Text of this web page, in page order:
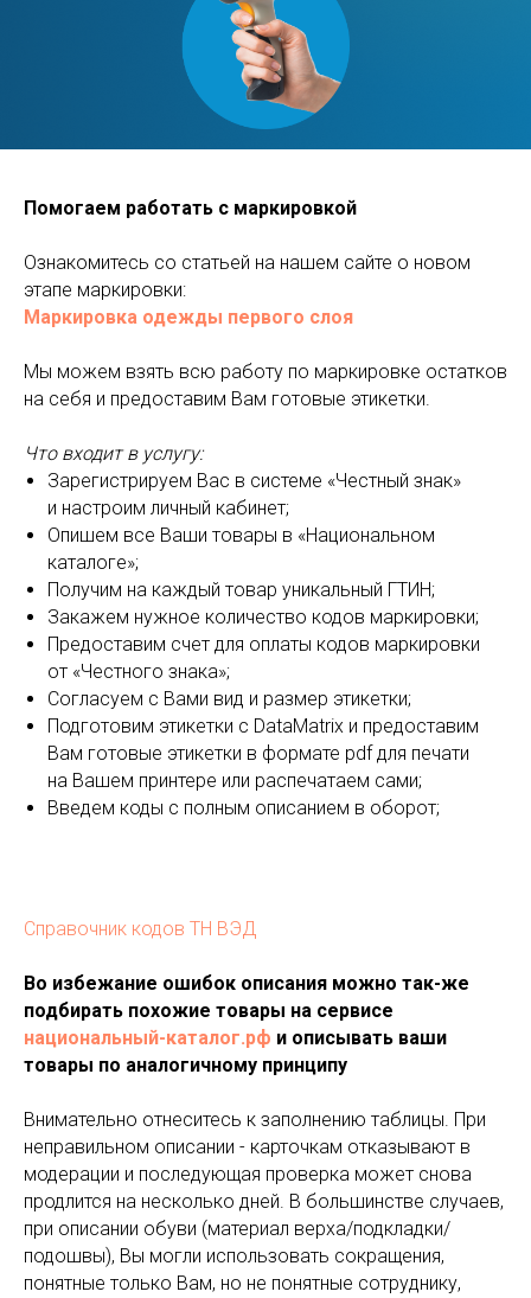
Помогаем работать с маркировкой
Ознакомитесь со статьей на нашем сайте о новом
этапе маркировки:
Маркировка одежды первого слоя
Мы можем взять всю работу по маркировке остатков
на себя и предоставим Вам готовые этикетки.
Что входит в услугу:
Зарегистрируем Вас в системе «Честный знак»
и настроим личный кабинет;
Опишем все Ваши товары в «Национальном
каталоге»;
Получим на каждый товар уникальный ГТИН;
Закажем нужное количество кодов маркировки;
Предоставим счет для оплаты кодов маркировки
от «Честного знака»;
Согласуем с Вами вид и размер этикетки;
Подготовим этикетки с DataMatrix и предоставим
Вам готовые этикетки в формате pdf для печати
на Вашем принтере или распечатаем сами;
Введем коды с полным описанием в оборот;
Справочник кодов ТН ВЭД
Во избежание ошибок описания можно так-же
подбирать похожие товары на сервисе
национальный-каталог.рф и описывать ваши
товары по аналогичному принципу
Внимательно отнеситесь к заполнению таблицы. При
неправильном описании - карточкам отказывают в
модерации и последующая проверка может снова
продлится на несколько дней. В большинстве случаев,
при описании обуви (материал верха/подкладки/
подошвы), Вы могли использовать сокращения,
понятные только Вам, но не понятные сотруднику,